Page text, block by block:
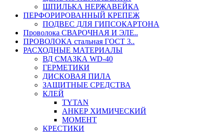
ШПИЛЬКА НЕРЖАВЕЙКА
ПЕРФОРИРОВАННЫЙ КРЕПЕЖ
ПОДВЕС ДЛЯ ГИПСОКАРТОНА
Проволока СВАРОЧНАЯ И ЭЛЕ..
ПРОВОЛОКА стальная ГОСТ 3..
РАСХОДНЫЕ МАТЕРИАЛЫ
ВД СМАЗКА WD-40
ГЕРМЕТИКИ
ДИСКОВАЯ ПИЛА
ЗАЩИТНЫЕ СРЕДСТВА
КЛЕЙ
TYTAN
АНКЕР ХИМИЧЕСКИЙ
МОМЕНТ
КРЕСТИКИ